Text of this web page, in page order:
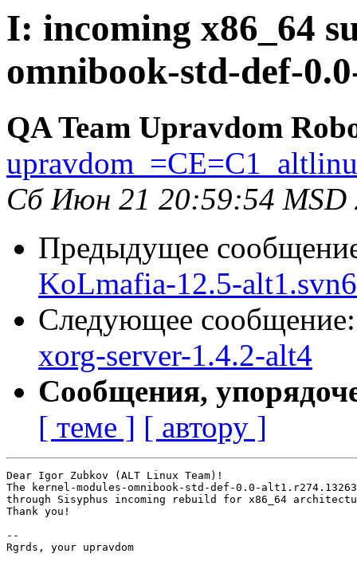
I: incoming x86_64
omnibook-std-def-
QA Team Upravdom
Сб Июн 21 20:59:54 MSD
Предыдущее
KoLmafia-12.5-
Следующее
xorg-server-1.4.2-alt4
Сообщения,
[ теме ] [ автору ]
Dear Igor Zubkov (ALT Linux Team)!
The kernel-modules-omnibook-std-def-0.0-
through Sisyphus incoming rebuild for x86_64
Thank you!
--
Rgrds, your upravdom